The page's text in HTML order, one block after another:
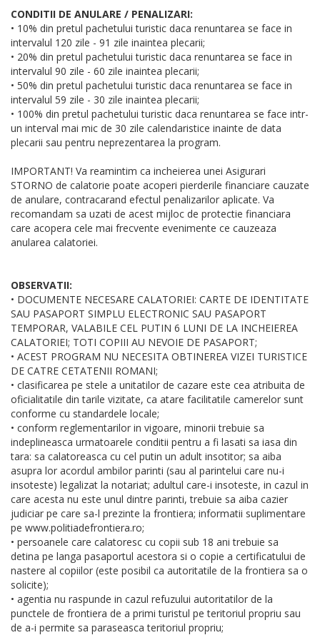
CONDITII DE ANULARE / PENALIZARI:
• 10% din pretul pachetului turistic daca renuntarea se face in
intervalul 120 zile - 91 zile inaintea plecarii;
• 20% din pretul pachetului turistic daca renuntarea se face in
intervalul 90 zile - 60 zile inaintea plecarii;
• 50% din pretul pachetului turistic daca renuntarea se face in
intervalul 59 zile - 30 zile inaintea plecarii;
• 100% din pretul pachetului turistic daca renuntarea se face intr-
un interval mai mic de 30 zile calendaristice inainte de data
plecarii sau pentru neprezentarea la program.
IMPORTANT! Va reamintim ca incheierea unei Asigurari
STORNO de calatorie poate acoperi pierderile financiare cauzate
de anulare, contracarand efectul penalizarilor aplicate. Va
recomandam sa uzati de acest mijloc de protectie financiara
care acopera cele mai frecvente evenimente ce cauzeaza
anularea calatoriei.
OBSERVATII:
• DOCUMENTE NECESARE CALATORIEI: CARTE DE IDENTITATE
SAU PASAPORT SIMPLU ELECTRONIC SAU PASAPORT
TEMPORAR, VALABILE CEL PUTIN 6 LUNI DE LA INCHEIEREA
CALATORIEI; TOTI COPIII AU NEVOIE DE PASAPORT;
• ACEST PROGRAM NU NECESITA OBTINEREA VIZEI TURISTICE
DE CATRE CETATENII ROMANI;
• clasificarea pe stele a unitatilor de cazare este cea atribuita de
oficialitatile din tarile vizitate, ca atare facilitatile camerelor sunt
conforme cu standardele locale;
• conform reglementarilor in vigoare, minorii trebuie sa
indeplineasca urmatoarele conditii pentru a fi lasati sa iasa din
tara: sa calatoreasca cu cel putin un adult insotitor; sa aiba
asupra lor acordul ambilor parinti (sau al parintelui care nu-i
insoteste) legalizat la notariat; adultul care-i insoteste, in cazul in
care acesta nu este unul dintre parinti, trebuie sa aiba cazier
judiciar pe care sa-l prezinte la frontiera; informatii suplimentare
pe www.politiadefrontiera.ro;
• persoanele care calatoresc cu copii sub 18 ani trebuie sa
detina pe langa pasaportul acestora si o copie a certificatului de
nastere al copiilor (este posibil ca autoritatile de la frontiera sa o
solicite);
• agentia nu raspunde in cazul refuzului autoritatilor de la
punctele de frontiera de a primi turistul pe teritoriul propriu sau
de a-i permite sa paraseasca teritoriul propriu;